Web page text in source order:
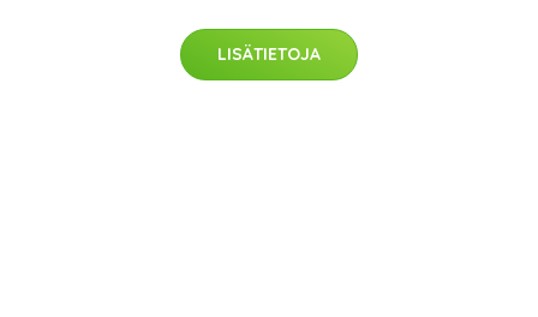
LISÄTIETOJA